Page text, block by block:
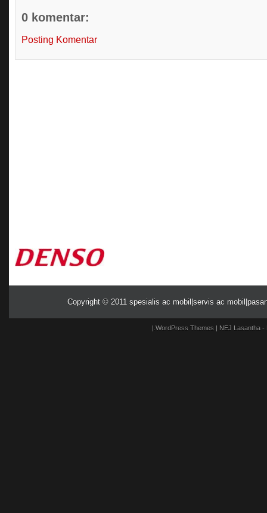
0 komentar:
Posting Komentar
Copyright © 2011 spesialis ac mobil|servis ac
|. WordPress Themes | NEJ Lasantha-